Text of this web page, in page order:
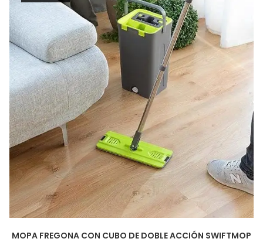
MOPA FREGONA CON CUBO DE DOBLE ACCIÓN SWIFTMOP